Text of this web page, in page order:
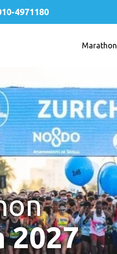
4971180
2027